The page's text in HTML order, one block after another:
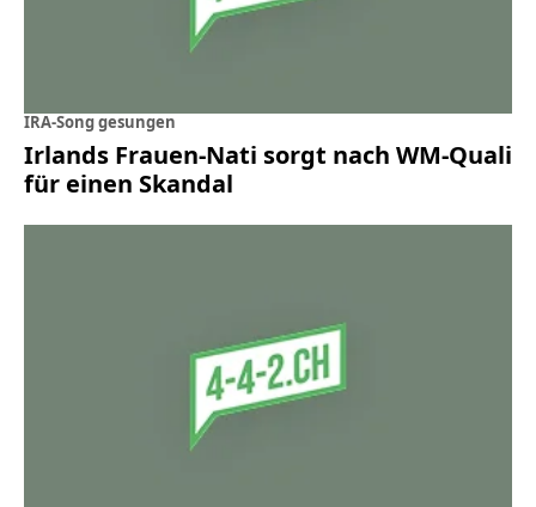
IRA-Song gesungen
Irlands Frauen-Nati sorgt nach WM-Quali
für einen Skandal